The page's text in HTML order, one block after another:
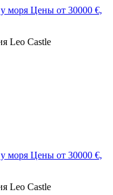
Leo Castle
Leo Castle